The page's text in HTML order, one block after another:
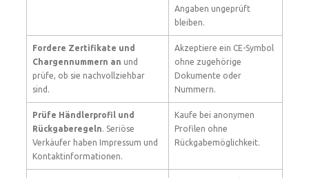
Angaben ungeprüft
bleiben.
Fordere Zertifikate und
Chargennummern an und
prüfe, ob sie nachvollziehbar
sind.
Akzeptiere ein CE-Symbol
ohne zugehörige
Dokumente oder
Nummern.
Prüfe Händlerprofil und
Rückgaberegeln. Seriöse
Verkäufer haben Impressum und
Kontaktinformationen.
Kaufe bei anonymen
Profilen ohne
Rückgabemöglichkeit.